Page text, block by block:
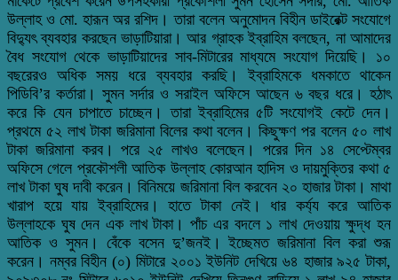
উল্লাহ ও মো. হারূন অর রশিদ। তারা বলেন অনুমোদন বিহীন ডাইরেক্ট সংযোগে
বিদ্যুৎ ব্যবহার করছেন ভাড়াটিয়ারা। আর গ্রাহক ইব্রাহিম বলছেন, না আমাদের
বৈধ সংযোগ থেকে ভাড়াটিয়াদের সাব-মিটারের মাধ্যমে সংযোগ দিয়েছি। ১০
বছরেরও অধিক সময় ধরে ব্যবহার করছি। ইব্রাহিমকে ধমকাতে থাকেন
পিডিবি’র কর্তারা। সুমন সর্দার ও সরাইল অফিসে আছেন ৬ বছর ধরে। হঠাৎ
করে কি যেন চাপাতে চাচ্ছেন। তারা ইব্রাহিমের ৫টি সংযোগই কেটে দেন।
প্রথমে ৫২ লাখ টাকা জরিমানা বিলের কথা বলেন। কিছুক্ষণ পর বলেন ৫০ লাখ
টাকা জরিমানা করব। পরে ২৫ লাখও বলেছেন। পরের দিন ১৪ সেপ্টেম্বর
অফিসে গেলে প্রকৌশলী আতিক উল্লাহ কোরআন হাদিস ও দায়মুক্তির কথা ৫
লাখ টাকা ঘুষ দাবী করেন। বিনিময়ে জরিমানা বিল করবেন ২০ হাজার টাকা। মাথা
খারাপ হয়ে যায় ইব্রাহিমের। হাতে টাকা নেই। ধার কর্য্য করে আতিক
উল্লাহকে ঘুষ দেন এক লাখ টাকা। পাঁচ এর বদলে ১ লাখ দেওয়ায় ক্ষুদ্ধ হন
আতিক ও সুমন। বেঁকে বসেন দু’জনই। ইচ্ছেমত জরিমানা বিল করা শুরূ
করেন। নম্বর বিহীন (০) মিটারে ২০০১ ইউনিট দেখিয়ে ৬৪ হাজার ৯২৫ টাকা,